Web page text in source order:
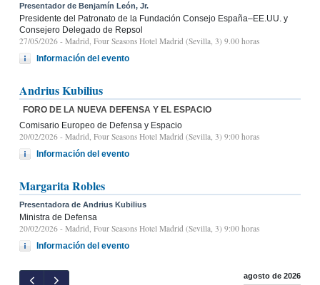
Presentador de Benjamín León, Jr.
Presidente del Patronato de la Fundación Consejo España–EE.UU. y
Consejero Delegado de Repsol
27/05/2026 - Madrid, Four Seasons Hotel Madrid (Sevilla, 3) 9.00 horas
Información del evento
Andrius Kubilius
FORO DE LA NUEVA DEFENSA Y EL ESPACIO
Comisario Europeo de Defensa y Espacio
20/02/2026 - Madrid, Four Seasons Hotel Madrid (Sevilla, 3) 9:00 horas
Información del evento
Margarita Robles
Presentadora de Andrius Kubilius
Ministra de Defensa
20/02/2026 - Madrid, Four Seasons Hotel Madrid (Sevilla, 3) 9:00 horas
Información del evento
agosto de 2026